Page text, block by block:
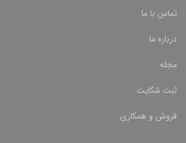
تماس با ما
درباره ما
مجله
ثبت شکایت
فروش و همکاری